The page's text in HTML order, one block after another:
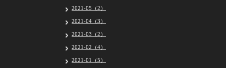
2021-05（2）
2021-04（3）
2021-03（2）
2021-02（4）
2021-01（5）